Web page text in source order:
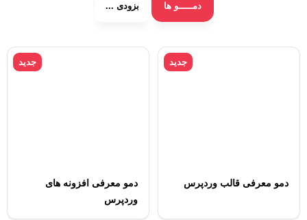
دمـــــو ها بزودی ...
دمو معرفی قالب وردپرس
جدید
دمو معرفی افزونه های
وردپرس
جدید